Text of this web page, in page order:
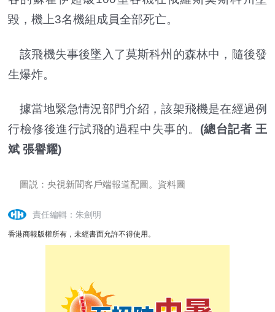
毀，機上3名機組成員全部死亡。
該飛機失事後墜入了莫斯科州的森林中，隨後發
生爆炸。
據當地緊急情況部門介紹，該架飛機是在經過例
行檢修後進行試飛的過程中失事的。 (總台記者 王
斌 張譽耀)
圖説：央視新聞客戶端報道配圖。資料圖
責任編輯：朱劍明
香港商報版權所有，未經書面允許不得使用。